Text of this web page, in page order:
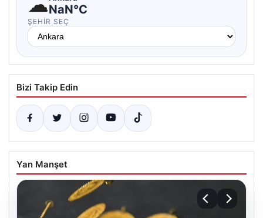
NaN°C
ŞEHIR SEÇ
Bizi Takip Edin
Yan Manşet